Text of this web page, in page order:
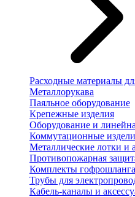
Расходные материалы
Металлорукава
Паяльное оборудование
Крепежные изделия
Оборудование и
Коммутационные
Металлические лотки и
Противопожарная
Комплекты
Трубы для
Кабель-каналы и